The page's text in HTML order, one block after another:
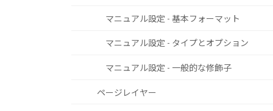
マニュアル設定 - 基本フォーマット
マニュアル設定 - タイプとオプション
マニュアル設定 - 一般的な修飾子
ページレイヤー